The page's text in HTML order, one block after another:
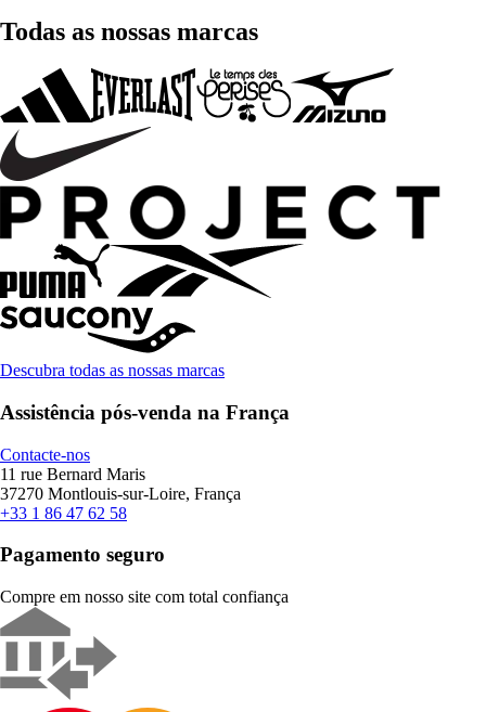
Todas as nossas marcas
Descubra todas as nossas marcas
Assistência pós-venda na França
Contacte-nos
11 rue Bernard Maris
37270 Montlouis-sur-Loire, França
+33 1 86 47 62 58
Pagamento seguro
Compre em nosso site com total confiança